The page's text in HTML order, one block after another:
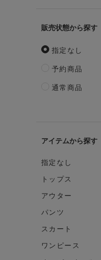
販売状態
指定なし
予約商品
通常商品
アイテム
指定なし
トップス
アウター
パンツ
スカート
ワンピース